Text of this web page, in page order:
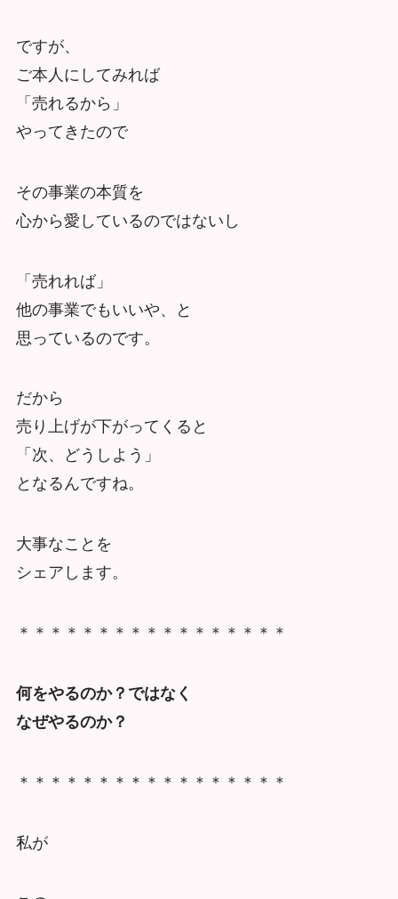
ですが、
ご本人にしてみれば
「売れるから」
やってきたので
その事業の本質を
心から愛しているのではないし
「売れれば」
他の事業でもいいや、と
思っているのです。
だから
売り上げが下がってくると
「次、どうしよう」
となるんですね。
大事なことを
シェアします。
＊＊＊＊＊＊＊＊＊＊＊＊＊＊＊＊＊
何をやるのか？ではなく
なぜやるのか？
＊＊＊＊＊＊＊＊＊＊＊＊＊＊＊＊＊
私が